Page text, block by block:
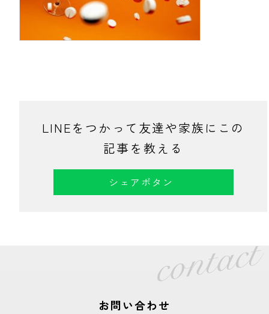
LINEをつかって友達や家族にこの
記事を教える
シェアボタン
お問い合わせ